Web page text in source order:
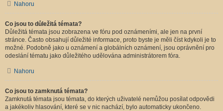
Nahoru
Co jsou to důležitá témata?
Důležitá témata jsou zobrazena ve fóru pod oznámeními, ale jen na první
stránce. Často obsahují důležité informace, proto byste je měli číst kdykoli je to
možné. Podobně jako u oznámení a globálních oznámení, jsou oprávnění pro
odeslání tématu jako důležitého udělována administrátorem fóra.
Nahoru
Co jsou to zamknutá témata?
Zamknutá témata jsou témata, do kterých uživatelé nemůžou posílat odpovědi
a jakékoliv hlasování, které se v nic nachází, bylo automaticky ukončeno.